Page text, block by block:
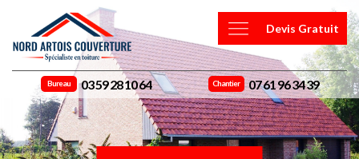
Devis Gratuit
Bureau 03 59 28 10 64 Chantier 07 61 96 34 39